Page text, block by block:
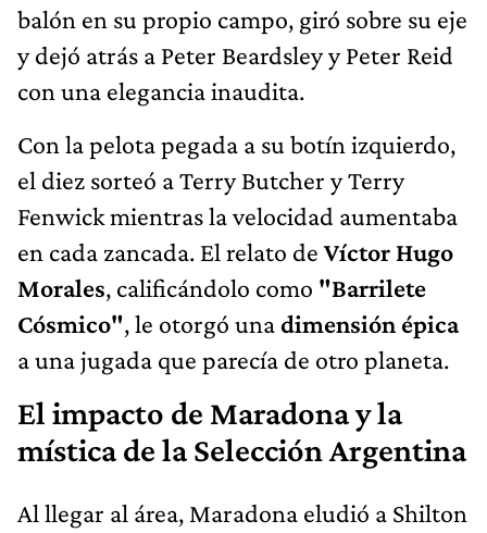
balón en su propio campo, giró sobre su eje
y dejó atrás a Peter Beardsley y Peter Reid
con una elegancia inaudita.
Con la pelota pegada a su botín izquierdo,
el diez sorteó a Terry Butcher y Terry
Fenwick mientras la velocidad aumentaba
en cada zancada. El relato de Víctor Hugo
Morales, calificándolo como "Barrilete
Cósmico", le otorgó unadimensión épica
a una jugada que parecía de otro planeta.
El impacto de Maradona y la
mística de la Selección Argentina
Al llegar al área, Maradona eludió a Shilton